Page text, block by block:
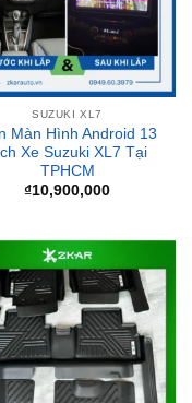
SUZUKI XL7
Màn Hình Android 13
Xe Suzuki XL7 Tại
TPHCM
₫10,900,000